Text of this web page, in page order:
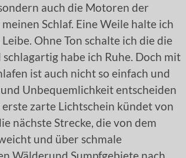
auch die Motoren der
Schlaf. Eine Weile halte ich
Ohne Ton schalte ich die die
habe ich Ruhe. Doch mit
ist auch nicht so einfach und
Unbequemlichkeit entscheiden
zarte Lichtschein kündet von
nächste Strecke, die von dem
und über schmale